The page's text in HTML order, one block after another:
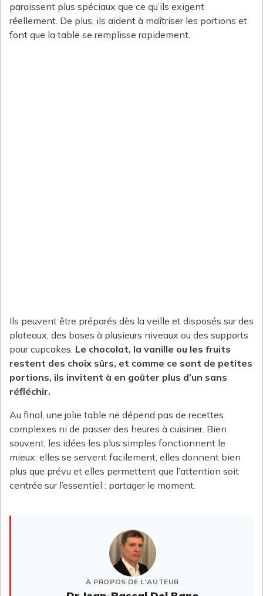
paraissent plus spéciaux que ce qu’ils exigent
réellement. De plus, ils aident à maîtriser les portions et
font que la table se remplisse rapidement.
Ils peuvent être préparés dès la veille et disposés sur des
plateaux, des bases à plusieurs niveaux ou des supports
pour cupcakes. Le chocolat, la vanille ou les fruits
restent des choix sûrs, et comme ce sont de petites
portions, ils invitent à en goûter plus d’un sans
réfléchir.
Au final, une jolie table ne dépend pas de recettes
complexes ni de passer des heures à cuisiner. Bien
souvent, les idées les plus simples fonctionnent le
mieux: elles se servent facilement, elles donnent bien
plus que prévu et elles permettent que l’attention soit
centrée sur l’essentiel : partager le moment.
À PROPOS DE L'AUTEUR